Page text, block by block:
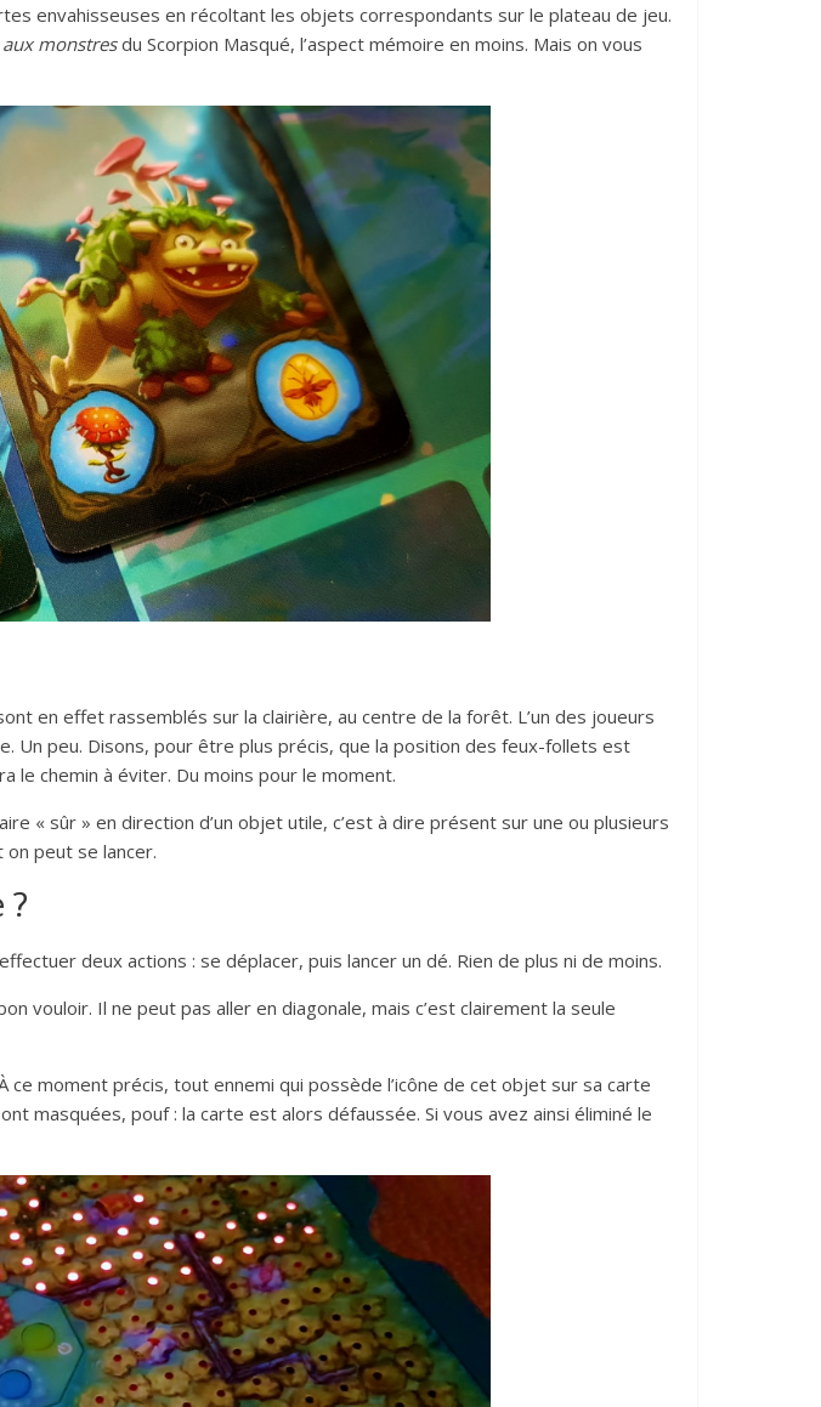
envahisseuses en récoltant les objets correspondants sur le plateau de jeu.
aux monstresdu Scorpion Masqué, l’aspect mémoire en moins. Mais on vous
en effet rassemblés sur la clairière, au centre de la forêt. L’un des joueurs
Un peu. Disons, pour être plus précis, que la position des feux-follets est
le chemin à éviter. Du moins pour le moment.
« sûr » en direction d’un objet utile, c’est à dire présent sur une ou plusieurs
peut se lancer.
deux actions : se déplacer, puis lancer un dé. Rien de plus ni de moins.
vouloir. Il ne peut pas aller en diagonale, mais c’est clairement la seule
moment précis, tout ennemi qui possède l’icône de cet objet sur sa carte
masquées, pouf : la carte est alors défaussée. Si vous avez ainsi éliminé le